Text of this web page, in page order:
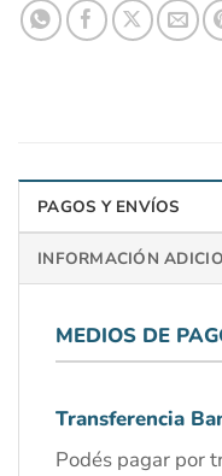
PAGOS Y ENVÍOS
INFORMACIÓN
MEDIOS DE
Transferencia
Podés pagar por